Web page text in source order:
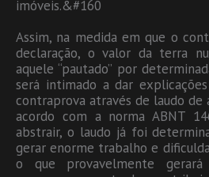
imóveis.&#160
Assim, na medida em que o
declaração, o valor da terra
aquele “pautado” por
será intimado a dar
contraprova através de laudo de
acordo com a norma ABNT
abstrair, o laudo já foi
gerar enorme trabalho e
o que provavelmente